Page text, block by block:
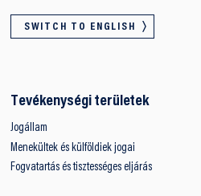
SWITCH TO ENGLISH
Tevékenységi területek
Jogállam
Menekültek és külföldiek jogai
Fogvatartás és tisztességes eljárás